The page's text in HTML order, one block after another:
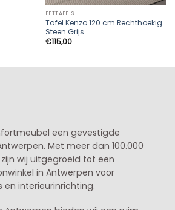
EETTAFELS
Tafel Kenzo 120 cm Rechthoekig
Steen Grijs
€115,00
een gevestigde
. Met meer dan 100.000
wij uitgegroeid tot een
in Antwerpen voor
en interieurinrichting.